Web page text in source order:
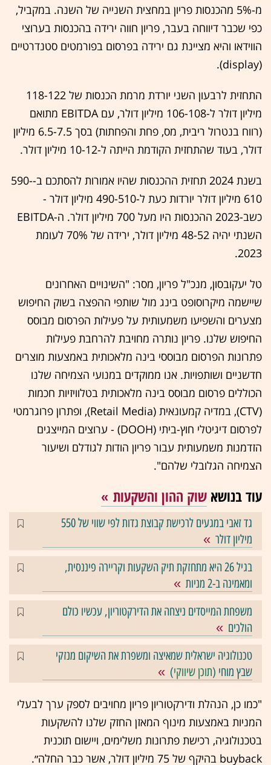
מ-5% מהכנסות פריון במחצית השנייה של השנה. במקביל,
כפי שכבר דיווחה בעבר, פריון חווה ירידה בהכנסות בערוצי
הווידאו והיא מציינת גם ירידה בפרסום בפורמטים סטנדרטיים
(display).
התחזית לרבעון השני יורדת מרמת הכנסות של 118-122
מיליון דולר ל-106-108 מיליון דולר, עם EBITDA מתואם
(רווח בנטרול ריבית, מס, פחת והפחתות) בסך 6.5-7.5 מיליון
דולר, בעוד שהתחזית הקודמת הייתה ל-10-12 מיליון דולר.
בשנת 2024 תחזית ההכנסות שהיו אמורות להסתכם ב-590-
610 מיליון דולר יורדות כעת ל-490-510 מיליון דולר -
כשב-2023 ההכנסות היו מעל 700 מיליון דולר. ה-EBITDA
השנתי יהיה 48-52 מיליון דולר, ירידה של 70% לעומת
2023.
טל יעקובסון, מנכ"ל פריון, מסר: "השינויים האחרונים
שיישמה מיקרוסופט בינג מול שותפי ההפצה בשוק החיפוש
מצערים והשפיעו משמעותית על פעילות הפרסום מבוסס
החיפוש שלנו. פריון נותרה מחויבת להרחבת פעילות
פתרונות הפרסום מבוססי בינה מלאכותית באמצעות מוצרים
חדשניים ושותפויות. אנו ממוקדים במנועי הצמיחה שלנו
הכוללים פרסום מבוסס בינה מלאכותית בטלוויזיות חכמות
(CTV), במדיה קמעונאית (Retail Media), ופתרון פרוגרמטי
לפרסום דיגיטלי חוץ-ביתי (DOOH) - ערוצים המייצגים
הזדמנות משמעותית עבור פריון הודות לגודלם ושיעור
הצמיחה הגלובלי שלהם".
עוד בנושא שוק ההון והשקעות
גד זאבי במגעים לרכישת קבוצת גדות לפי שווי של 550
מיליון דולר
בגיל 26 היא מתחזקת תיק השקעות וקריירה פיננסית,
ומאמינה ב-2 מניות
משפחת המייסדים ניצחה את הדירקטוריון, עכשיו כולם
הולכים
טכנולוגיה ישראלית שמאיצה ומשפרת את השיקום מנזקי
שבץ מוחי (תוכן שיווקי)
"כמו כן, הנהלת ודירקטוריון פריון מחויבים לספק ערך לבעלי
המניות באמצעות מינוף המאזן החזק שלנו להשקעות
בטכנולוגיה, רכישת פתרונות משלימים, ויישום תוכנית
buyback בהיקף של 75 מיליון דולר, אשר כבר החלה״.